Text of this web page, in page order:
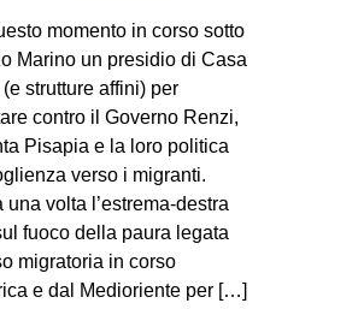
momento in corso sotto
Marino un presidio di Casa
strutture affini) per
contro il Governo Renzi,
Pisapia e la loro politica
verso i migranti.
una volta l’estrema-destra
fuoco della paura legata
migratoria in corso
e dal Medioriente per […]